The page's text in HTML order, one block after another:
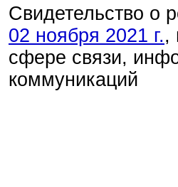
Свидетельство о
02 ноября 2021 г.,
сфере связи,
коммуникаций